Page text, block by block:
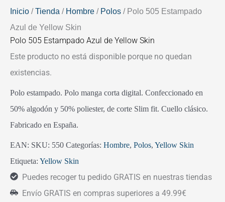
Inicio /Tienda / Hombre / Polos / Polo 505 Estampado
Azul de Yellow Skin
Polo 505 Estampado Azul de Yellow Skin
Este producto no está disponible porque no quedan
existencias.
Polo estampado. Polo manga corta digital. Confeccionado en
50% algodón y 50% poliester, de corte Slim fit. Cuello clásico.
Fabricado en España.
EAN: SKU: 550 Categorías: Hombre, Polos, Yellow Skin
Etiqueta: Yellow Skin
Puedes recoger tu pedido GRATIS en nuestras tiendas
Envío GRATIS en compras superiores a 49.99€